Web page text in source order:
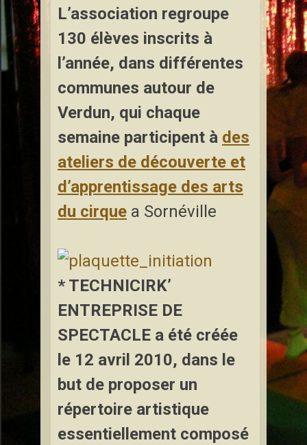
L’association regroupe
130 élèves inscrits à
l’année, dans différentes
communes autour de
Verdun, qui chaque
semaine participent à des
ateliers de découverte et
d’apprentissage des arts
du cirque a Sornéville
* TECHNICIRK’
ENTREPRISE DE
SPECTACLE a été créée
le 12 avril 2010, dans le
but de proposer un
répertoire artistique
essentiellement composé